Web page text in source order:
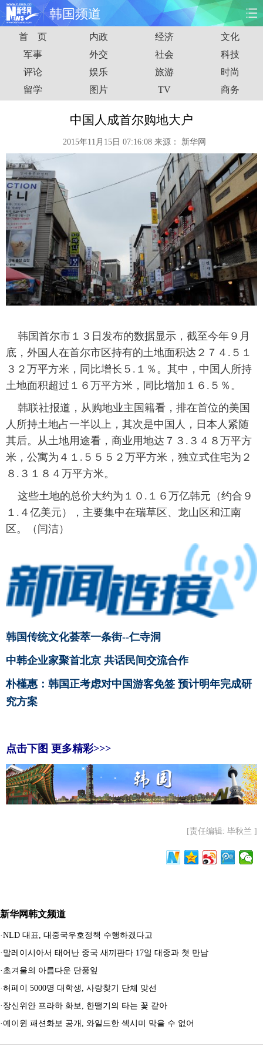
韩国频道
首页 时政 国际 财经
娱乐 体育 人事 教育
时尚 思客 地方 法治
科技 房产 公司
图片 视频 彩票 食品
旅游 信息化 数据
金融 公益 军事 无人机
富媒体 摄影 新华广播
首 页 内政 经济
文化
军事
外交 社会
科技
评论
娱乐 旅游
时尚
留学
图片 TV 商务
中国人成首尔购地大户
2015年11月15日 07:16:08 来源： 新华网
韩国首尔市１３日发布的数据显示，截至今年９月
底，外国人在首尔市区持有的土地面积达２７４.５１
３２万平方米，同比增长５.１％。其中，中国人所持
土地面积超过１６万平方米，同比增加１６.５％。
韩联社报道，从购地业主国籍看，排在首位的美国
人所持土地占一半以上，其次是中国人，日本人紧随
其后。从土地用途看，商业用地达７３.３４８万平方
米，公寓为４１.５５５２万平方米，独立式住宅为２
８.３１８４万平方米。
这些土地的总价大约为１０.１６万亿韩元（约合９
１.４亿美元），主要集中在瑞草区、龙山区和江南
区。（闫洁）
韩国传统文化荟萃一条街--仁寺洞
中韩企业家聚首北京 共话民间交流合作
朴槿惠：韩国正考虑对中国游客免签 预计明年完成研
究方案
点击下图 更多精彩>>>
[责任编辑: 毕秋兰 ]
新华网韩文频道
·NLD 대표, 대중국우호정책 수행하겠다고
· 말레이시아서 태어난 중국 새끼판다 17일 대중과 첫 만남
· 초겨울의 아름다운 단풍잎
·허페이 5000명 대학생, 사랑찾기 단체 맞선
· 장신위안 프라하 화보, 한떨기의 타는 꽃 같아
·예이윈 패션화보 공개, 와일드한 섹시미 막을 수 없어